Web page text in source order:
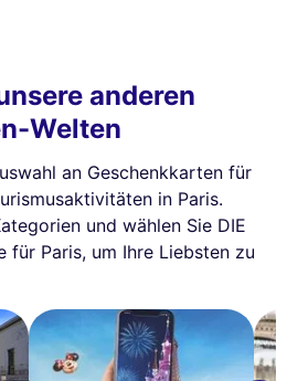
anderen
Welten
an Geschenkkarten für
in Paris.
und wählen Sie DIE
für Paris, um Ihre Liebsten zu